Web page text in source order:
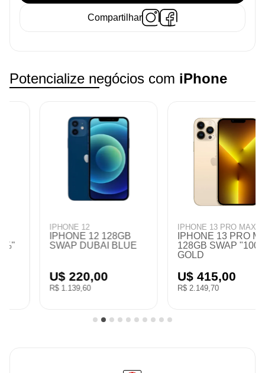
Compartilhar
Potencialize negócios com iPhone
IPHONE 12
IPHONE 12 128GB
SWAP DUBAI BLUE
U$ 220,00
R$ 1.139,60
IPHONE 13 PRO MAX
IPHONE 13 PRO MAX
128GB SWAP "100%"
U$ 415,00
R$ 2.149,70